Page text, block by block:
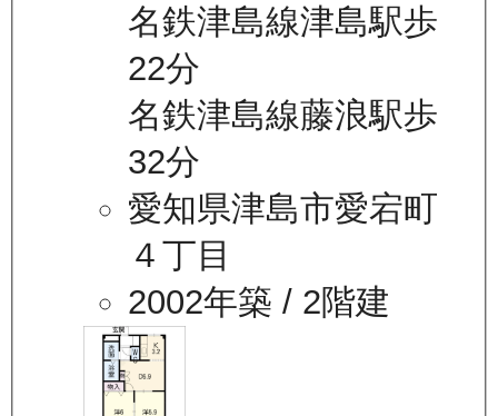
名鉄津島線津島駅歩
22分
名鉄津島線藤浪駅歩
32分
愛知県津島市愛宕町
４丁目
2002年築 / 2階建